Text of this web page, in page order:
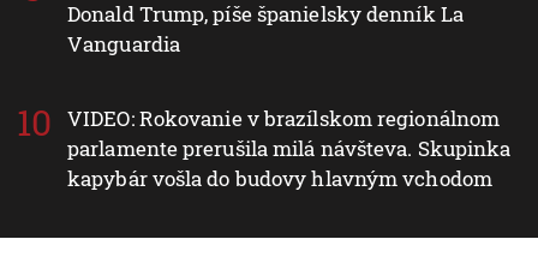
Donald Trump, píše španielsky denník La
Vanguardia
VIDEO: Rokovanie v brazílskom regionálnom
parlamente prerušila milá návšteva. Skupinka
kapybár vošla do budovy hlavným vchodom